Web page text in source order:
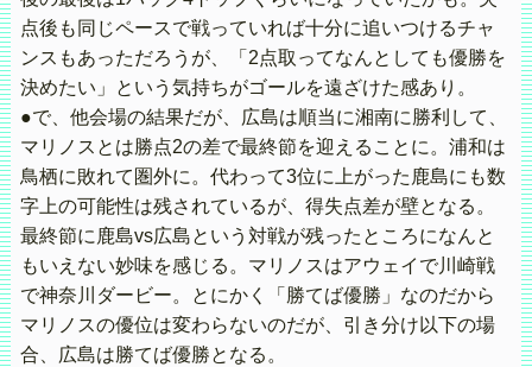
点後も同じペースで戦っていれば十分に追いつけるチャ
ンスもあっただろうが、「2点取ってなんとしても優勝を
決めたい」という気持ちがゴールを遠ざけた感あり。
●で、他会場の結果だが、広島は順当に湘南に勝利して、
マリノスとは勝点2の差で最終節を迎えることに。浦和は
鳥栖に敗れて圏外に。代わって3位に上がった鹿島にも数
字上の可能性は残されているが、得失点差が壁となる。
最終節に鹿島vs広島という対戦が残ったところになんと
もいえない妙味を感じる。マリノスはアウェイで川崎戦
で神奈川ダービー。とにかく「勝てば優勝」なのだから
マリノスの優位は変わらないのだが、引き分け以下の場
合、広島は勝てば優勝となる。